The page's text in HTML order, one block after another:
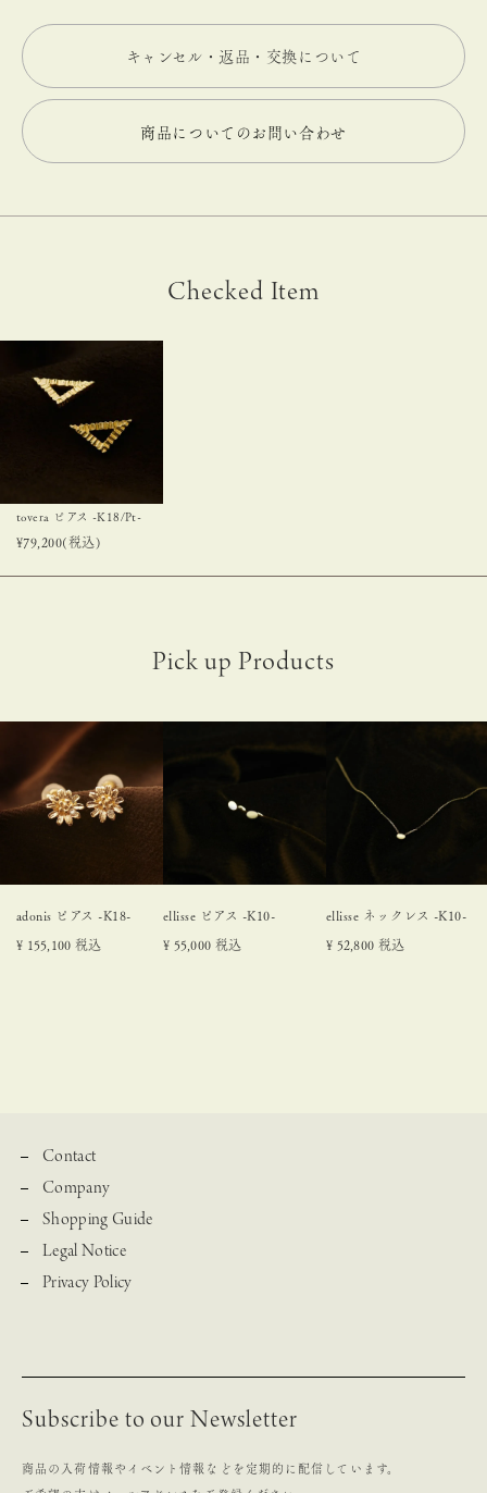
キャンセル・返品・交換について
商品についてのお問い合わせ
Checked Item
tovera ピアス -K18/Pt-
¥79,200(税込)
adonis ピアス -K18-
¥ 155,100 税込
ellisse ピアス -K10-
¥ 55,000 税込
ellisse ネックレス -K10-
¥ 52,800 税込
Subscribe to our Newsletter
商品の入荷情報やイベント情報などを定期的に配信しています。
Contact
Company
Shopping Guide
Legal Notice
Privacy Policy